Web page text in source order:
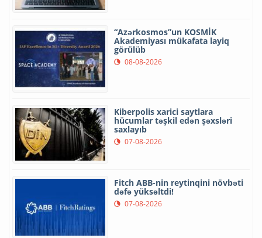
“Azərkosmos”un KOSMİK
Akademiyası mükafata layiq
görülüb
08-08-2026
Kiberpolis xarici saytlara
hücumlar təşkil edən şəxsləri
saxlayıb
07-08-2026
Fitch ABB-nin reytinqini növbəti
dəfə yüksəltdi!
07-08-2026